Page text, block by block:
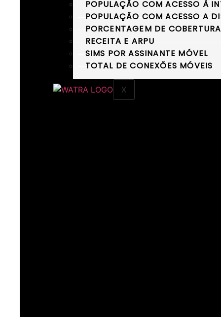
POPULAÇÃO COM ACESSO À
POPULAÇÃO COM ACESSO A
PORCENTAGEM DE
RECEITA E ARPU
SIMS POR ASSINANTE MÓVEL
TOTAL DE CONEXÕES MÓVEIS
X